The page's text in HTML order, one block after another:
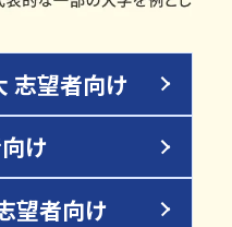
志望者向け
け
望者向け